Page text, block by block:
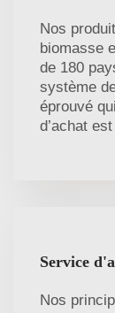
Nos
biomasse
de 180
système
éprouvé
d’achat
Service
Nos